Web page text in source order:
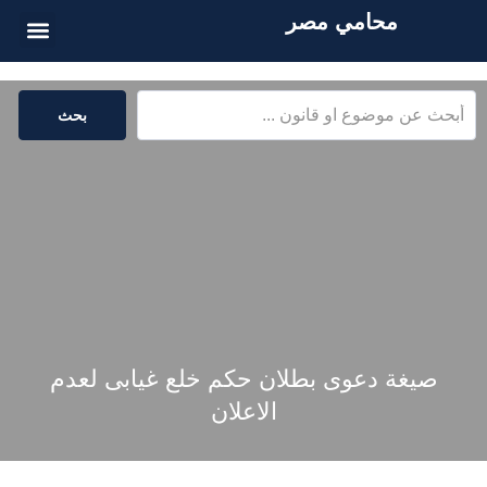
محامي مصر
بحث
صيغة دعوى بطلان حكم خلع غيابى لعدم
الاعلان